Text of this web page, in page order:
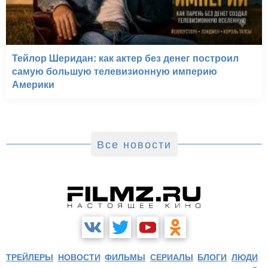
Тейлор Шеридан: как актер без денег построил
самую большую телевизионную империю
Америки
Все новости
ТРЕЙЛЕРЫ НОВОСТИ ФИЛЬМЫ СЕРИАЛЫ БЛОГИ ЛЮДИ